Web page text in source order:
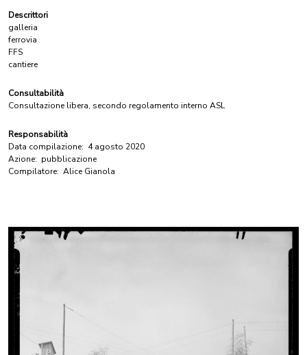
Descrittori
galleria
ferrovia
FFS
cantiere
Consultabilità
Consultazione libera, secondo regolamento interno ASL
Responsabilità
Data compilazione: 4 agosto 2020
Azione: pubblicazione
Compilatore: Alice Gianola